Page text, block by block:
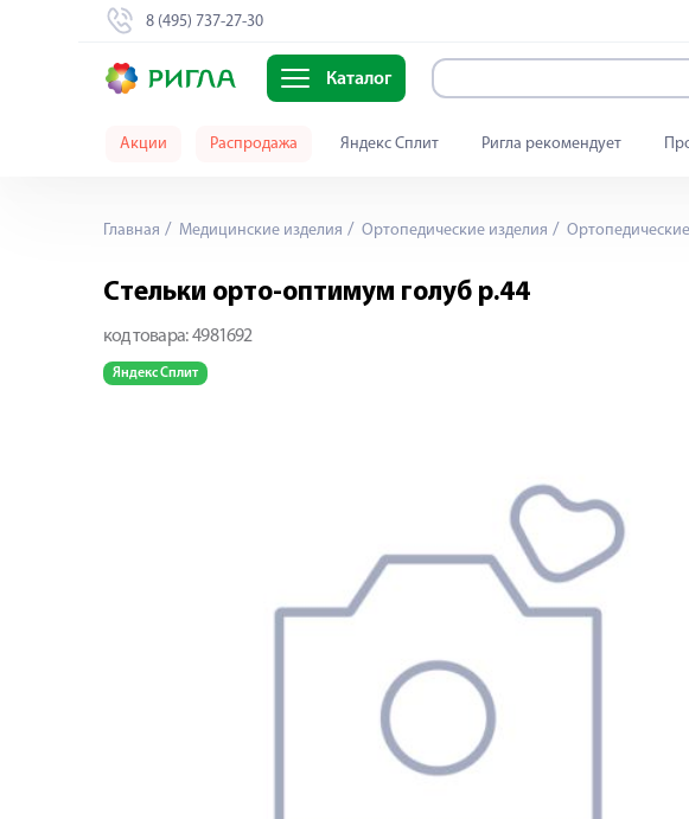
8 (495) 737-27-30
Каталог
Акции Распродажа Яндекс Сплит Ригла рекомендует
Главная Медицинские изделия Ортопедические изделия
Стельки орто-оптимум голуб р.44
код товара: 4981692
Яндекс Сплит